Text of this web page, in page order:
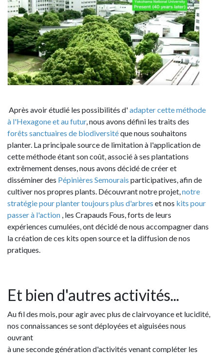
Après avoir étudié les possibilités d'adapter cette méthode
à l'Hexagone et au futur, nous avons défini les traits des
forêts sanctuaires de biodiversitéque nous souhaitons
planter. La principale source de limitation à l'application de
cette méthode étant son coût, associé à ses plantations
extrêmement denses, nous avons décidé de créer et
disséminer des Pépinières Semourais participatives, afin de
cultiver nos propres plants. Découvrant notre projet,notre
stratégie pour planter toujours plus d'arbres et nos kits pour
passer à l'action , les Crapauds Fous, forts de leurs
expériences cumulées, ont décidé de nous accompagner dans
la création de ces kits open source et la diffusion de nos
pratiques.
Et bien d'autres activités...
Au fil des mois, pour agir avec plus de clairvoyance et lucidité,
nos connaissances se sont déployées et aiguisées nous
ouvrant
à une seconde génération d'activités venant compléter les